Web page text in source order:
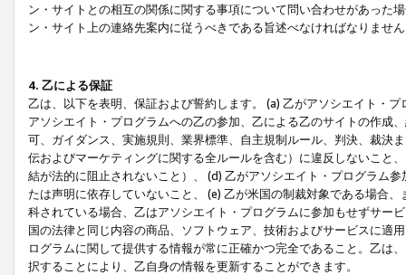
ン・サイトとの相互の関係に関する事項について問い合わせがあった
ン・サイト上の連絡先案内に従うべきである旨述べなければなりませ
4. 乙による保証
乙は、以下を表明、保証および誓約します。 (a) 乙がアソシエイト・
アソシエイト・プログラムへの乙の参加、乙による乙のサイトの作成
可、ガイダンス、実施規則、業界標準、自主規制ルール、判決、裁決
伝およびマーケティングに関する全ルールを含む）に違反しないこと
結が法的に阻止されないこと）、 (d) 乙がアソシエイト・プログラム
たは声明に依存していないこと、 (e) 乙が米国の制裁対象である場合
科されている場合、乙はアソシエイト・プログラムに参加もせずサー
国の法律と同じ内容の商品、ソフトウェア、技術およびサービスに適
ログラムに関して提供する情報が常に正確かつ完全であること。乙は
択することにより、乙自身の情報を更新することができます。